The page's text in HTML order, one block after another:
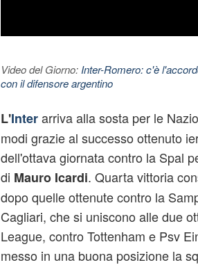
Video del Giorno: Inter-Romero: c'è
con il difensore argentino
L'Interarriva alla sosta per le
modi grazie al successo ottenuto
dell'ottava giornata contro la Spal
di Mauro Icardi. Quarta vittoria
dopo quelle ottenute contro la
Cagliari, che si uniscono alle due
League, contro Tottenham e Psv
messo in una buona posizione la